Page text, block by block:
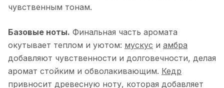
чувственным тонам.
Базовые ноты. Финальная часть аромата
окутывает теплом и уютом: мускус и амбра
добавляют чувственности и долговечности, делая
аромат стойким и обволакивающим. Кедр
привносит древесную ноту, которая добавляет